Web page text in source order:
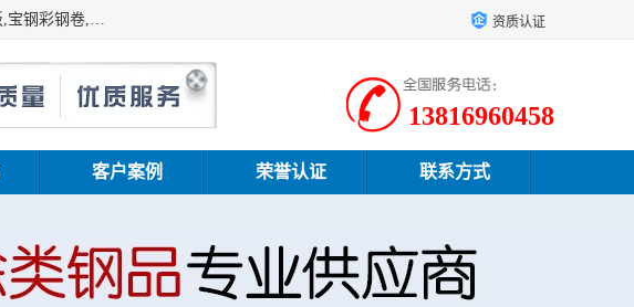
上海志辰实业有限公司主要经销:上海宝钢彩钢卷（宝钢总厂）台湾氟碳彩钢板,烨辉彩钢板,宝钢彩钢板,宝钢彩涂板,宝钢彩钢卷,马钢彩钢板,马钢彩钢卷,镀铝锌钢板,PVDF彩钢板,台湾烨辉彩钢板,高耐候彩钢板,硅改性彩钢板,规格齐全。 资质认证
13816960458
客户案例 荣誉认证 联系方式